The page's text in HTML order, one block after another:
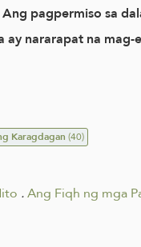
pagpermiso sa
ay nararapat na
Karagdagan(40)
.Ang Fiqh ng mga